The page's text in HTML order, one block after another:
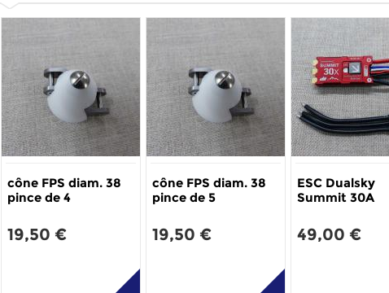
cône FPS diam. 38
pince de 4
19,50 €
cône FPS diam. 38
pince de 5
19,50 €
ESC Dualsky
Summit 30A
49,00 €